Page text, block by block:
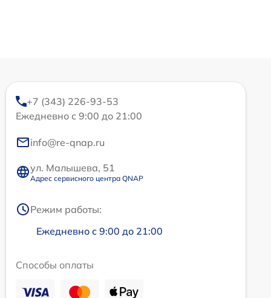
+7 (343) 226-93-53
Ежедневно с 9:00 до 21:00
info@re-qnap.ru
ул. Малышева, 51
Адрес сервисного центра QNAP
Режим работы:
Ежедневно с 9:00 до 21:00
Способы оплаты